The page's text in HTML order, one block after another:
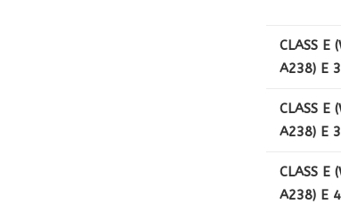
CLASS E
A238) E
CLASS E
A238) E
CLASS E
A238) E